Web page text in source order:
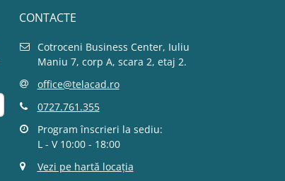
CONTACTE
Cotroceni Business Center, Iuliu
Maniu 7, corp A, scara 2, etaj 2.
office@telacad.ro
0727.761.355
Program înscrieri la sediu:
L - V 10:00 - 18:00
Vezi pe hartă locația